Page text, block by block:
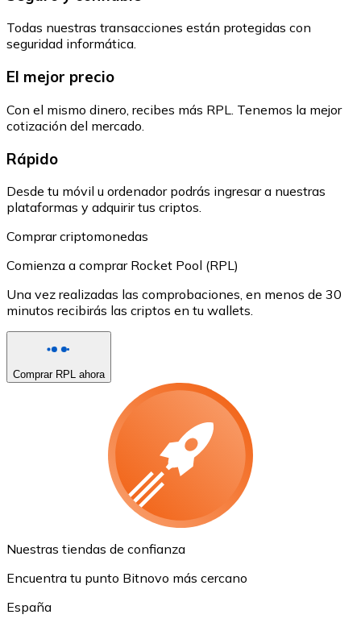
Todas nuestras transacciones están protegidas con
seguridad informática.
El mejor precio
Con el mismo dinero, recibes más RPL. Tenemos la mejor
cotización del mercado.
Rápido
Desde tu móvil u ordenador podrás ingresar a nuestras
plataformas y adquirir tus criptos.
Comprar criptomonedas
Comienza a comprar Rocket Pool (RPL)
Una vez realizadas las comprobaciones, en menos de 30
minutos recibirás las criptos en tu wallets.
Comprar RPL ahora
Nuestras tiendas de confianza
Encuentra tu punto Bitnovo más cercano
España